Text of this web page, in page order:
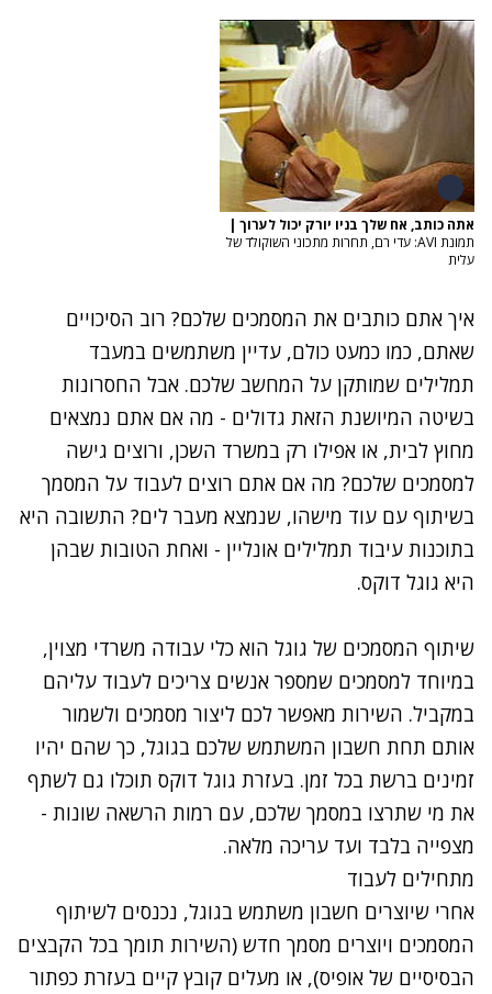
אתה כותב, אח שלך בניו יורק יכול לערוך |
תמונת AVI: עדי רם, תחרות מתכוני השוקולד של
עלית
איך אתם כותבים את המסמכים שלכם? רוב הסיכויים
שאתם, כמו כמעט כולם, עדיין משתמשים במעבד
תמלילים שמותקן על המחשב שלכם. אבל החסרונות
בשיטה המיושנת הזאת גדולים - מה אם אתם נמצאים
מחוץ לבית, או אפילו רק במשרד השכן, ורוצים גישה
למסמכים שלכם? מה אם אתם רוצים לעבוד על המסמך
בשיתוף עם עוד מישהו, שנמצא מעבר לים? התשובה היא
בתוכנות עיבוד תמלילים אונליין - ואחת הטובות שבהן
היא גוגל דוקס.
שיתוף המסמכים של גוגל הוא כלי עבודה משרדי מצוין,
במיוחד למסמכים שמספר אנשים צריכים לעבוד עליהם
במקביל. השירות מאפשר לכם ליצור מסמכים ולשמור
אותם תחת חשבון המשתמש שלכם בגוגל, כך שהם יהיו
זמינים ברשת בכל זמן. בעזרת גוגל דוקס תוכלו גם לשתף
את מי שתרצו במסמך שלכם, עם רמות הרשאה שונות -
מצפייה בלבד ועד עריכה מלאה.
מתחילים לעבוד
אחרי שיוצרים חשבון משתמש בגוגל, נכנסים לשיתוף
המסמכים ויוצרים מסמך חדש (השירות תומך בכל הקבצים
הבסיסיים של אופיס), או מעלים קובץ קיים בעזרת כפתור